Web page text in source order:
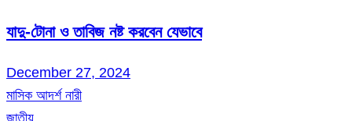
যাদু-টোনা ও তাবিজ নষ্ট করবেন যেভাবে
December 27, 2024
মাসিক আদর্শ নারী